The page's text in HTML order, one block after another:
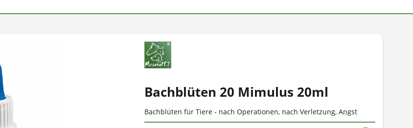
Bachblüten 20 Mimulus 20ml
Bachblüten für Tiere - nach Operationen, nach Verletzung, Angst